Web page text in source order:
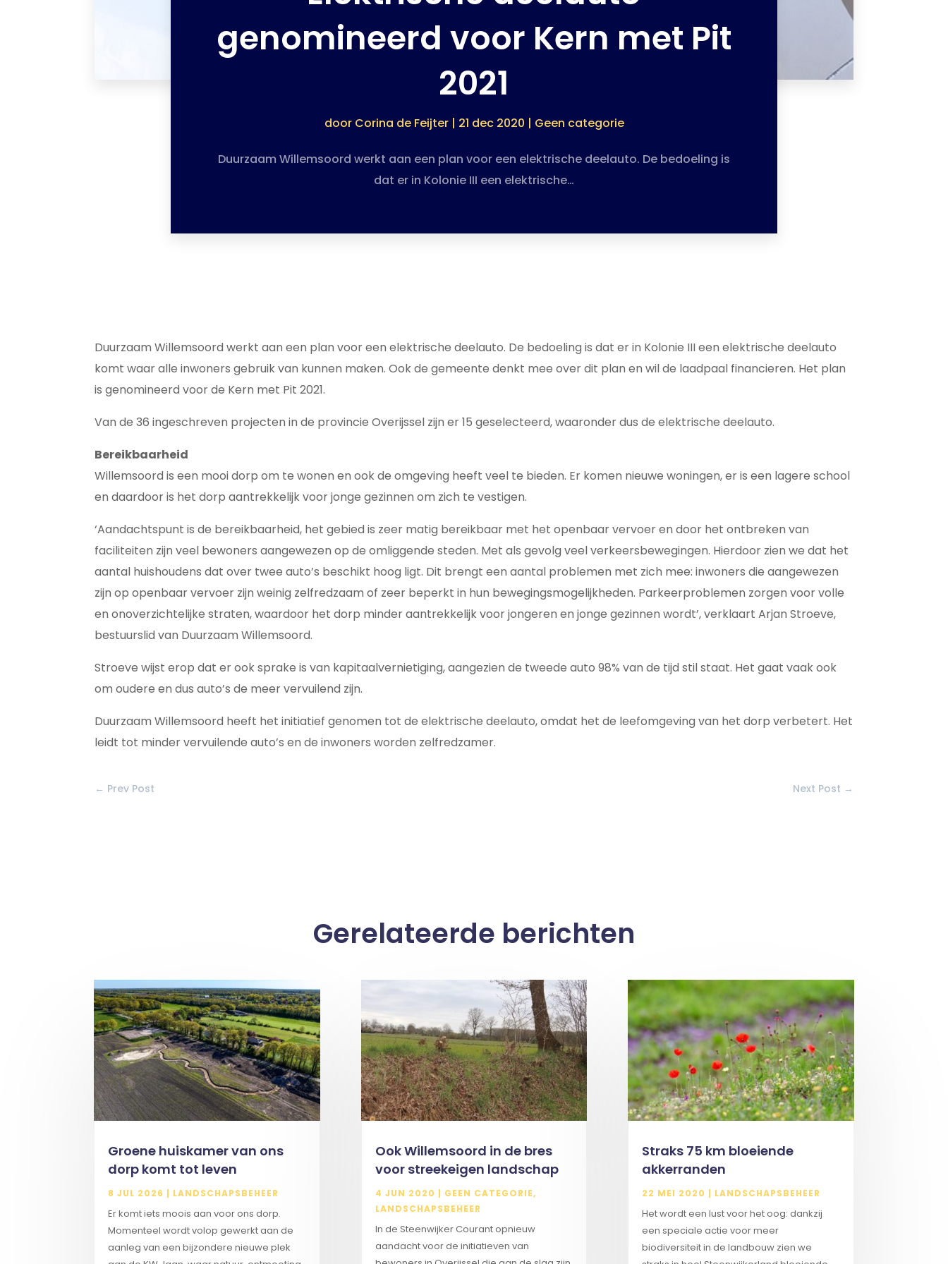
genomineerd voor Kern met Pit
2021
door Corina de Feijter| 21 dec 2020 | Geen categorie
Duurzaam Willemsoord werkt aan een plan voor een elektrische deelauto. De bedoeling is
dat er in Kolonie III een elektrische…
Duurzaam Willemsoord werkt aan een plan voor een elektrische deelauto. De bedoeling is dat er in Kolonie III een elektrische deelauto
komt waar alle inwoners gebruik van kunnen maken. Ook de gemeente denkt mee over dit plan en wil de laadpaal financieren. Het plan
is genomineerd voor de Kern met Pit 2021.
Van de 36 ingeschreven projecten in de provincie Overijssel zijn er 15 geselecteerd, waaronder dus de elektrische deelauto.
Bereikbaarheid
Willemsoord is een mooi dorp om te wonen en ook de omgeving heeft veel te bieden. Er komen nieuwe woningen, er is een lagere school
en daardoor is het dorp aantrekkelijk voor jonge gezinnen om zich te vestigen.
‘Aandachtspunt is de bereikbaarheid, het gebied is zeer matig bereikbaar met het openbaar vervoer en door het ontbreken van
faciliteiten zijn veel bewoners aangewezen op de omliggende steden. Met als gevolg veel verkeersbewegingen. Hierdoor zien we dat het
aantal huishoudens dat over twee auto’s beschikt hoog ligt. Dit brengt een aantal problemen met zich mee: inwoners die aangewezen
zijn op openbaar vervoer zijn weinig zelfredzaam of zeer beperkt in hun bewegingsmogelijkheden. Parkeerproblemen zorgen voor volle
en onoverzichtelijke straten, waardoor het dorp minder aantrekkelijk voor jongeren en jonge gezinnen wordt’, verklaart Arjan Stroeve,
bestuurslid van Duurzaam Willemsoord.
Stroeve wijst erop dat er ook sprake is van kapitaalvernietiging, aangezien de tweede auto 98% van de tijd stil staat. Het gaat vaak ook
om oudere en dus auto’s de meer vervuilend zijn.
Duurzaam Willemsoord heeft het initiatief genomen tot de elektrische deelauto, omdat het de leefomgeving van het dorp verbetert. Het
leidt tot minder vervuilende auto’s en de inwoners worden zelfredzamer.
← Prev Post Next Post →
Gerelateerde berichten
Groene huiskamer van ons
dorp komt tot leven
8 JUL 2026 | LANDSCHAPSBEHEER
Er komt iets moois aan voor ons dorp.
Momenteel wordt volop gewerkt aan de
aanleg van een bijzondere nieuwe plek
Ook Willemsoord in de bres
voor streekeigen landschap
4 JUN 2020 | GEEN CATEGORIE,
LANDSCHAPSBEHEER
In de Steenwijker Courant opnieuw
aandacht voor de initiatieven van
Straks 75 km bloeiende
akkerranden
22 MEI 2020 | LANDSCHAPSBEHEER
Het wordt een lust voor het oog: dankzij
een speciale actie voor meer
biodiversiteit in de landbouw zien we